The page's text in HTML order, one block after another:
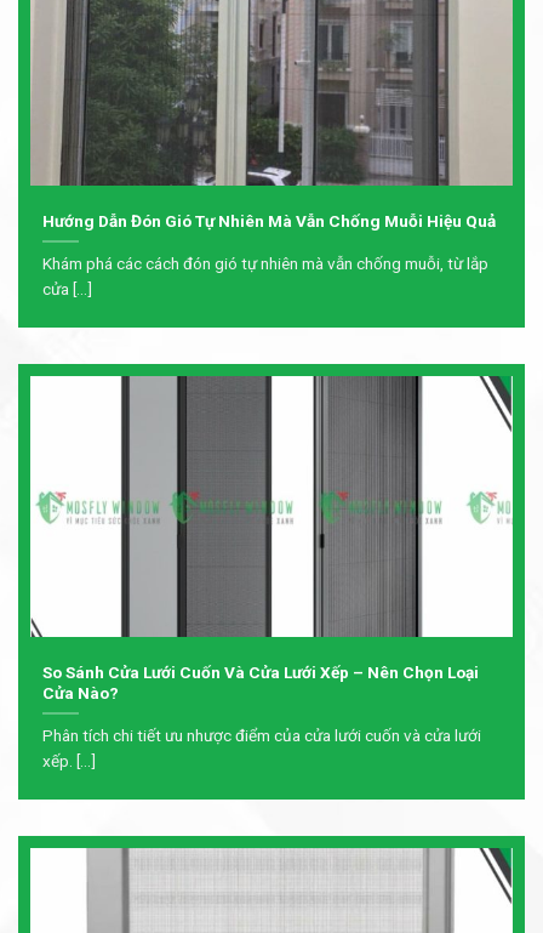
Hướng Dẫn Đón Gió Tự Nhiên Mà Vẫn Chống Muỗi Hiệu Quả
Khám phá các cách đón gió tự nhiên mà vẫn chống muỗi, từ lắp
cửa [...]
So Sánh Cửa Lưới Cuốn Và Cửa Lưới Xếp – Nên Chọn Loại
Cửa Nào?
Phân tích chi tiết ưu nhược điểm của cửa lưới cuốn và cửa lưới
xếp. [...]